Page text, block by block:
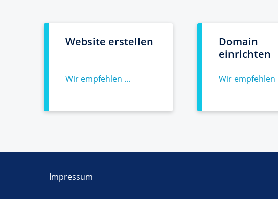
Website erstellen
Wir empfehlen ...
Domain
einrichten
Wir empfehlen
Impressum